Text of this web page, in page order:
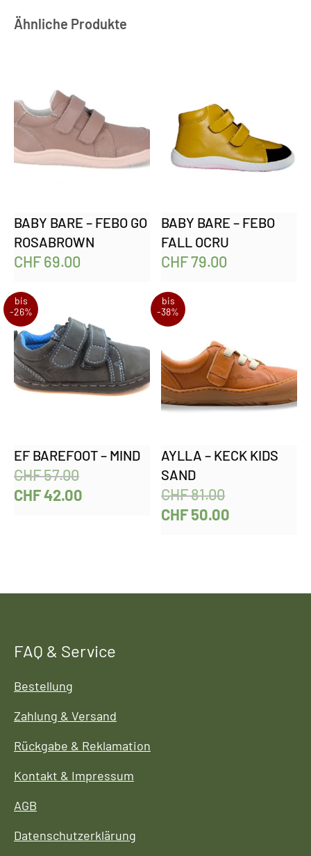
Ähnliche Produkte
BABY BARE – FEBO GO
ROSABROWN
CHF69.00
BABY BARE – FEBO
FALL OCRU
CHF79.00
bis
-26%
EF BAREFOOT – MIND
CHF57.00
CHF42.00
bis
-38%
AYLLA – KECK KIDS
SAND
CHF81.00
CHF50.00
FAQ & Service
Bestellung
Zahlung & Versand
Rückgabe & Reklamation
Kontakt & Impressum
AGB
Datenschutzerklärung